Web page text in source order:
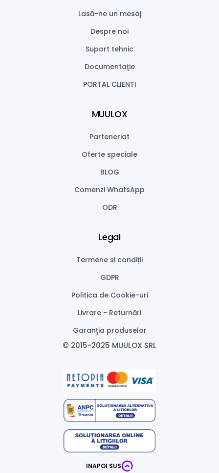
Lasă-ne un mesaj
Despre noi
Suport tehnic
Documentaţie
PORTAL CLIENTI
MUULOX
Parteneriat
Oferte speciale
BLOG
Comenzi WhatsApp
ODR
Legal
Termene si condiții
GDPR
Politica de Cookie-uri
Livrare - Returnări
Garanţia produselor
© 2015-2025 MUULOX SRL
INAPOI SUS